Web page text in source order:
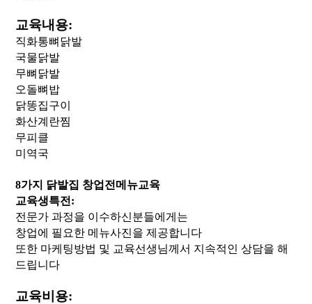
교육내용:
직화통뼈닭발
국물닭발
무뼈닭발
오돌뼈밥
닭똥집구이
화산계란찜
무피클
미역국
8가지 닭발집 창업전메뉴교육
교육생특전:
전문가 과정을 이수하신분들에게는
창업에 필요한 메뉴사진을 제공합니다
또한 마케팅방법 및 교육선생님께서 지속적인 상담을 해
드립니다
교육비용: